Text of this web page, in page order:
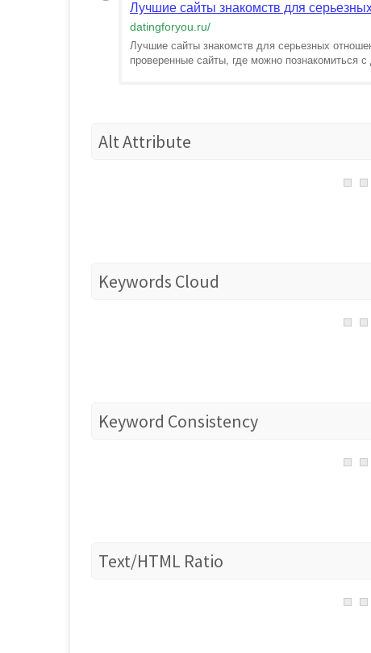
Лучшие сайты знакомств для
datingforyou.ru/
Лучшие сайты знакомств для серьезных
проверенные сайты, где можно познакомиться
Alt Attribute
Keywords Cloud
Keyword Consistency
Text/HTML Ratio